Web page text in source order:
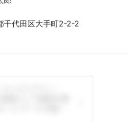
千代田区大手町2-2-2